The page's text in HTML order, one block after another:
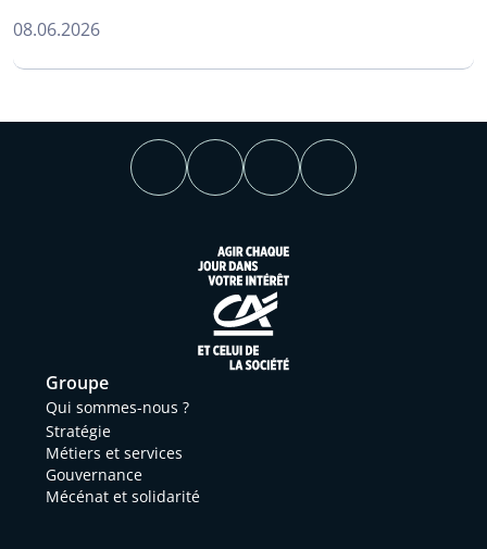
08.06.2026
Groupe
Qui sommes-nous ?
Stratégie
Métiers et services
Gouvernance
Mécénat et solidarité